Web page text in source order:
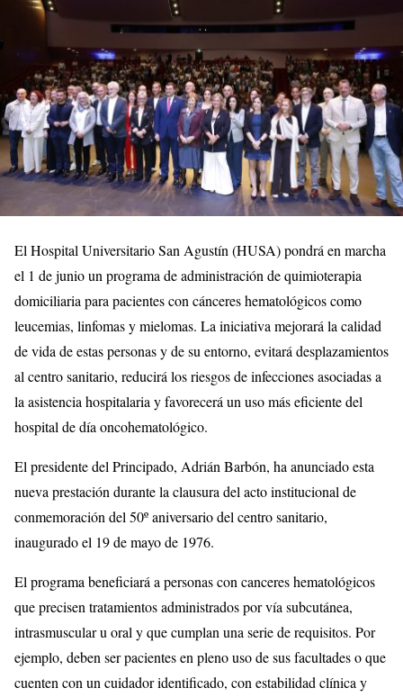
El Hospital Universitario San Agustín (HUSA) pondrá en marcha
el 1 de junio un programa de administración de quimioterapia
domiciliaria para pacientes con cánceres hematológicos como
leucemias, linfomas y mielomas. La iniciativa mejorará la calidad
de vida de estas personas y de su entorno, evitará desplazamientos
al centro sanitario, reducirá los riesgos de infecciones asociadas a
la asistencia hospitalaria y favorecerá un uso más eficiente del
hospital de día oncohematológico.
El presidente del Principado, Adrián Barbón, ha anunciado esta
nueva prestación durante la clausura del acto institucional de
conmemoración del 50º aniversario del centro sanitario,
inaugurado el 19 de mayo de 1976.
El programa beneficiará a personas con canceres hematológicos
que precisen tratamientos administrados por vía subcutánea,
intrasmuscular u oral y que cumplan una serie de requisitos. Por
ejemplo, deben ser pacientes en pleno uso de sus facultades o que
cuenten con un cuidador identificado, con estabilidad clínica y